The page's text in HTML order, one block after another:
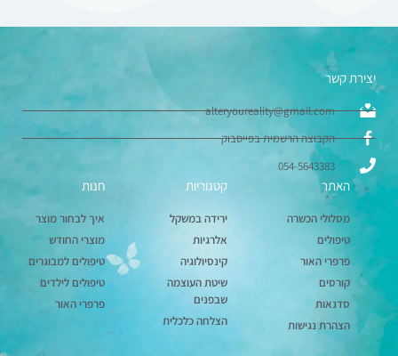
יצירת קשר
alteryoureality@gmail.com
הקבוצה הרשמית בפייסבוק
054-5643383
האתר
מסלולי הכשרה
טיפולים
פרפרי האור
קורסים
סדנאות
הצהרת נגישות
קטגוריות
ירידה במשקל
אלרגיות
קינסיולוגיה
שיטת העוצמה
שבפנים
הצלחה כלכלית
חנות
איך לבחור מוצר
מוצרי החודש
טיפולים למבוגרים
טיפולים לילדים
פרפרי האור